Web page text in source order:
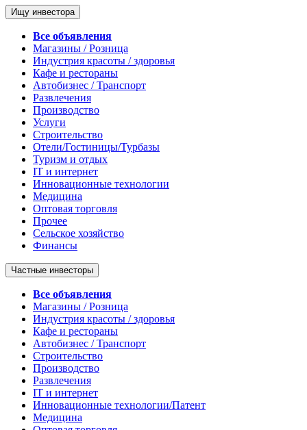
Ищу инвестора
Все объявления
Магазины / Розница
Индустрия красоты / здоровья
Кафе и рестораны
Автобизнес / Транспорт
Развлечения
Производство
Услуги
Строительство
Отели/Гостиницы/Турбазы
Туризм и отдых
IT и интернет
Инновационные технологии
Медицина
Оптовая торговля
Прочее
Сельское хозяйство
Финансы
Частные инвесторы
Все объявления
Магазины / Розница
Индустрия красоты / здоровья
Кафе и рестораны
Автобизнес / Транспорт
Строительство
Производство
Развлечения
IT и интернет
Инновационные технологии/Патент
Медицина